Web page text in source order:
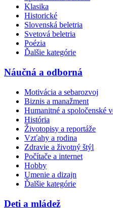
Klasika
Historické
Slovenská beletria
Svetová beletria
Poézia
Ďalšie kategórie
Náučná a odborná
Motivácia a sebarozvoj
Biznis a manažment
Humanitné a spoločenské
História
Životopisy a reportáže
Vzťahy a rodina
Zdravie a životný štýl
Počítače a internet
Hobby
Umenie a dizajn
Ďalšie kategórie
Deti a mládež